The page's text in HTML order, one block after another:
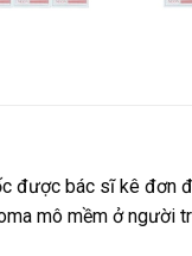
được bác sĩ kê đơn
mô mềm ở người